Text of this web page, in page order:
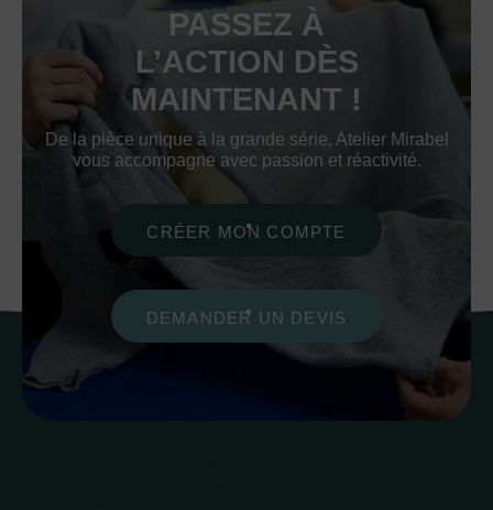
PASSEZ À
L’ACTION DÈS
MAINTENANT !
De la pièce unique à la grande série, Atelier Mirabel
vous accompagne avec passion et réactivité.
CRÉER MON COMPTE
DEMANDER UN DEVIS